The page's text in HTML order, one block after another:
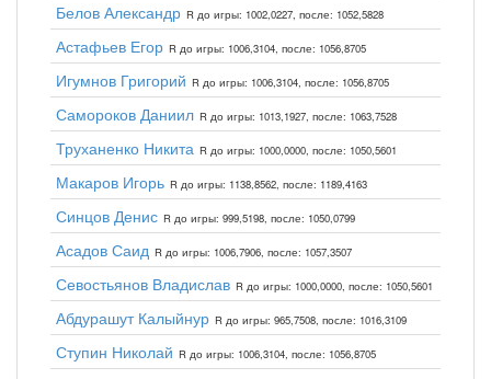
Белов Александр R до игры: 1002,0227, после: 1052,5828
Астафьев Егор R до игры: 1006,3104, после: 1056,8705
Игумнов Григорий R до игры: 1006,3104, после: 1056,8705
Самороков Даниил R до игры: 1013,1927, после: 1063,7528
Труханенко Никита R до игры: 1000,0000, после: 1050,5601
Макаров Игорь R до игры: 1138,8562, после: 1189,4163
Синцов Денис R до игры: 999,5198, после: 1050,0799
Асадов Саид R до игры: 1006,7906, после: 1057,3507
Севостьянов Владислав R до игры: 1000,0000, после: 1050,5601
Абдурашут Калыйнур R до игры: 965,7508, после: 1016,3109
Ступин Николай R до игры: 1006,3104, после: 1056,8705